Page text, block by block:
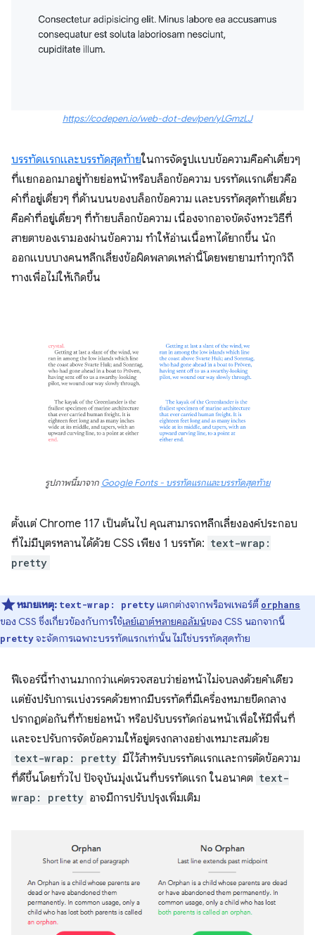
https://codepen.io/web-dot-dev/pen/yLGmzLJ
บรรทัดแรกและบรรทัดสุดท้ายในการจัดรูปแบบข้อความคือคำเดี่ยวๆ
ที่แยกออกมาอยู่ท้ายย่อหน้าหรือบล็อกข้อความ บรรทัดแรกเดี่ยวคือ
คำที่อยู่เดี่ยวๆ ที่ด้านบนของบล็อกข้อความ และบรรทัดสุดท้ายเดี่ยว
คือคำที่อยู่เดี่ยวๆ ที่ท้ายบล็อกข้อความ เนื่องจากอาจขัดจังหวะวิธีที่
สายตาของเรามองผ่านข้อความ ทำให้อ่านเนื้อหาได้ยากขึ้น นัก
ออกแบบบางคนหลีกเลี่ยงข้อผิดพลาดเหล่านี้โดยพยายามทำทุกวิถี
ทางเพื่อไม่ให้เกิดขึ้น
รูปภาพนี้มาจาก Google Fonts - บรรทัดแรกและบรรทัดสุดท้าย
ตั้งแต่ Chrome 117 เป็นต้นไป คุณสามารถหลีกเลี่ยงองค์ประกอบ
ที่ไม่มีบุตรหลานได้ด้วย CSS เพียง 1 บรรทัด: text-wrap:
pretty
หมายเหตุ: text-wrap: prettyแตกต่างจากพร็อพเพอร์ตี้ orphans
ของ CSS ซึ่งเกี่ยวข้องกับการใช้เลย์เอาต์หลายคอลัมน์ของ CSS นอกจากนี้
prettyจะจัดการเฉพาะบรรทัดแรกเท่านั้น ไม่ใช่บรรทัดสุดท้าย
ฟีเจอร์นี้ทำงานมากกว่าแค่ตรวจสอบว่าย่อหน้าไม่จบลงด้วยคำเดียว
แต่ยังปรับการแบ่งวรรคด้วยหากมีบรรทัดที่มีเครื่องหมายขีดกลาง
ปรากฏต่อกันที่ท้ายย่อหน้า หรือปรับบรรทัดก่อนหน้าเพื่อให้มีพื้นที่
และจะปรับการจัดข้อความให้อยู่ตรงกลางอย่างเหมาะสมด้วย
text-wrap: pretty มีไว้สำหรับบรรทัดแรกและการตัดข้อความ
ที่ดีขึ้นโดยทั่วไป ปัจจุบันมุ่งเน้นที่บรรทัดแรก ในอนาคต text-
wrap: pretty อาจมีการปรับปรุงเพิ่มเติม